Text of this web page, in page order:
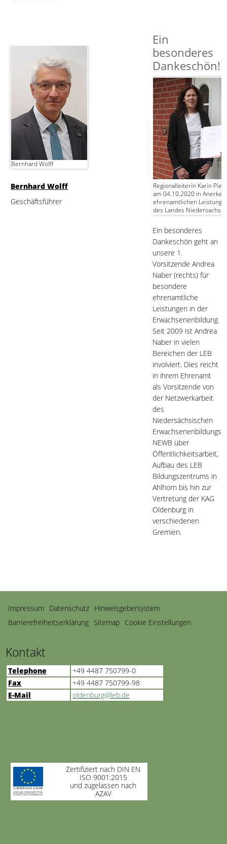
Bernhard Wolff
Bernhard Wolff
Geschäftsführer
Ein
besonderes
Dankeschön!
Regionalleiterin Karin
am 04.10.2020 in
ehrenamtlichen
des Landes
Ein besonderes
Dankeschön geht an
unsere 1.
Vorsitzende Andrea
Naber (rechts) für
besondere
ehrenamtliche
Leistungen in der
Erwachsenenbildung.
Seit 2009 ist Andrea
Naber in vielen
Bereichen der LEB
involviert. Dies reicht
in ihrem Ehrenamt
als Vorsitzende von
der Netzwerkarbeit
des
Niedersächsischen
NEWB über
Öffentlichkeitsarbeit,
Aufbau des LEB
Bildungszentrums in
Ahlhorn bis hin zur
Vertretung der KAG
Oldenburg in
verschiedenen
Gremien.
Navigation
überspringen
Impressum Datenschutz Hinweisgebersystem
Barrierefreiheitserklärung Sitemap Cookie Einstellungen
Kontakt
Telephone
+49 4487 750799-0
Fax
+49 4487 750799-98
E-Mail
oldenburg@leb.de
Zertifiziert nach DIN EN
ISO 9001:2015
und zugelassen nach
AZAV